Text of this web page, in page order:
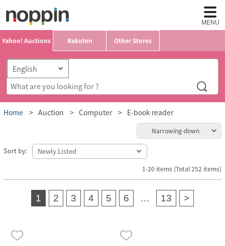
MENU
Yahoo! Auctions Rakuten Other Stores
Home Auction Computer E-book reader
Narrowing-down
Sort by:
1-20 items (Total 252 items)
1 2 3 4 5 6 … 13 >